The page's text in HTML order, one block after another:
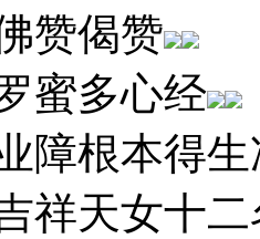
赞偈赞
蜜多心经
障根本得
祥天女十